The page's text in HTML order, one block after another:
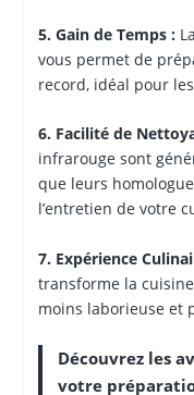
5. Gain de Temps :
vous permet de
record, idéal pour
6. Facilité de
infrarouge sont
que leurs
l’entretien de votre
7. Expérience
transforme la
moins laborieuse et
Découvrez les
votre